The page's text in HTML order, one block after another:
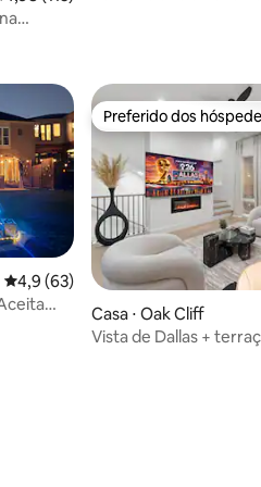
4,9 de uma avaliação média de 5,
4,9 (63)
Preferido dos
Preferido dos
Casa ⋅ Oak Cliff
Vista de Dallas +